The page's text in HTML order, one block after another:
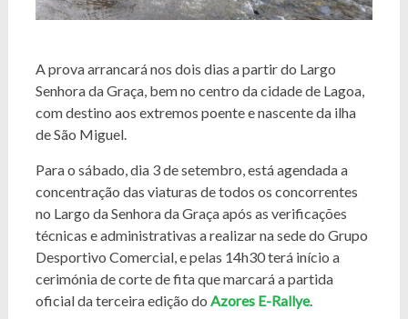
A prova arrancará nos dois dias a partir do Largo
Senhora da Graça, bem no centro da cidade de Lagoa,
com destino aos extremos poente e nascente da ilha
de São Miguel.
Para o sábado, dia 3 de setembro, está agendada a
concentração das viaturas de todos os concorrentes
no Largo da Senhora da Graça após as verificações
técnicas e administrativas a realizar na sede do Grupo
Desportivo Comercial, e pelas 14h30 terá início a
cerimónia de corte de fita que marcará a partida
oficial da terceira edição do Azores E-Rallye.